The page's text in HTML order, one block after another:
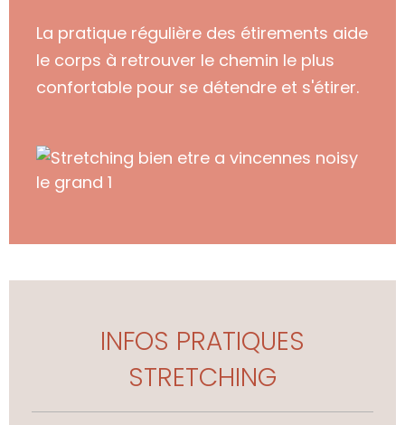
La pratique régulière des étirements aide
le corps à retrouver le chemin le plus
confortable pour se détendre et s'étirer.
INFOS PRATIQUES
STRETCHING